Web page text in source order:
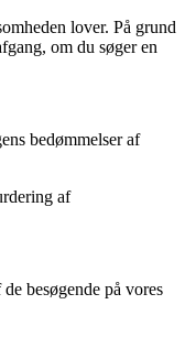
lover. På grund
om du søger en
bedømmelser af
af
besøgende på vores